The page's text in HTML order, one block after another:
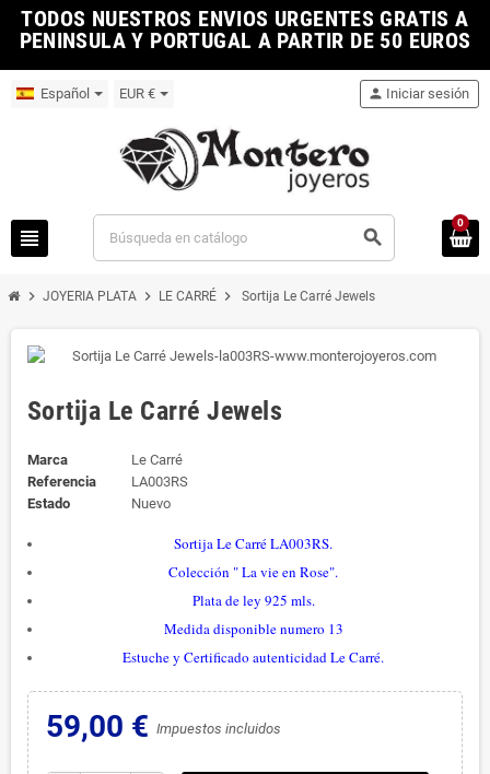
TODOS NUESTROS ENVIOS URGENTES GRATIS A
PENINSULA Y PORTUGAL A PARTIR DE 50 EUROS
Español EUR €
view_headline search
person Iniciar sesión
0
chevron_right JOYERIA PLATA chevron_right LE CARRÉ chevron_right Sortija Le Carré Jewels
Sortija Le Carré Jewels
Marca
Le Carré
Referencia
LA003RS
Estado
Nuevo
Sortija Le Carré LA003RS.
Colección " La vie en Rose".
Plata de ley 925 mls.
Medida disponible numero 13
Estuche y Certificado autenticidad Le Carré.
59,00 € Impuestos incluidos